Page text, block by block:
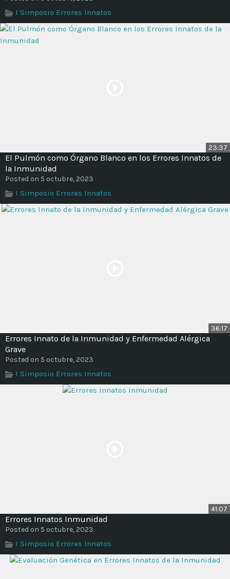
I Simposio Errores Innatos
23:37
El Pulmón como Órgano Blanco en los Errores Innatos de
la Inmunidad
Posted on 5 octubre, 2023
I Simposio Errores Innatos
36:17
Errores Innato de la Inmunidad y Enfermedad Alérgica
Grave
Posted on 5 octubre, 2023
I Simposio Errores Innatos
41:07
Errores Innatos Inmunidad
Posted on 5 octubre, 2023
I Simposio Errores Innatos